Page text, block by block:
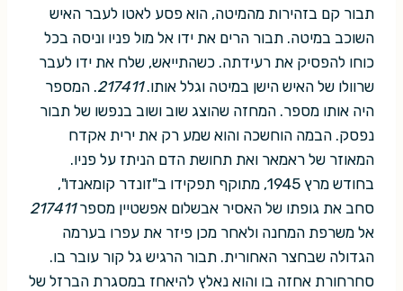
תבור קם בזהירות מהמיטה, הוא פסע לאטו לעבר האיש
השוכב במיטה. תבור הרים את ידו אל מול פניו וניסה בכל
כוחו להפסיק את רעידתה. כשהתייאש, שלח את ידו לעבר
שרוולו של האיש הישן במיטה וגלל אותו.217411. המספר
היה אותו מספר. המחזה שהוצג שוב ושוב בנפשו של תבור
נפסק. הבמה הוחשכה והוא שמע רק את ירית אקדח
המאוזר של ראמאר ואת תחושת הדם הניתז על פניו.
בחודש מרץ 1945, מתוקף תפקידו ב"זונדר קומאנדו",
סחב את גופתו של האסיר אבשלום אפשטיין מספר217411
אל משרפת המחנה ולאחר מכן פיזר את עפרו בערמה
הגדולה שבחצר האחורית. תבור הרגיש גל קור עובר בו.
סחרחורת אחזה בו והוא נאלץ להיאחז במסגרת הברזל של